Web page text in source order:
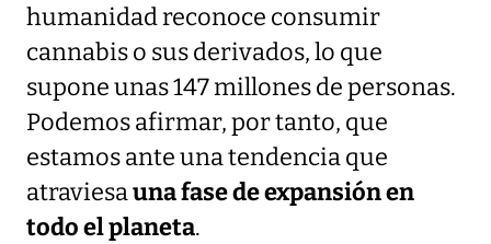
humanidad reconoce consumir
cannabis o sus derivados, lo que
supone unas 147 millones de personas.
Podemos afirmar, por tanto, que
estamos ante una tendencia que
atraviesauna fase de expansión en
todo el planeta.